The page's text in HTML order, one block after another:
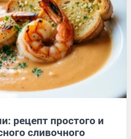
рецепт простого и
сливочного